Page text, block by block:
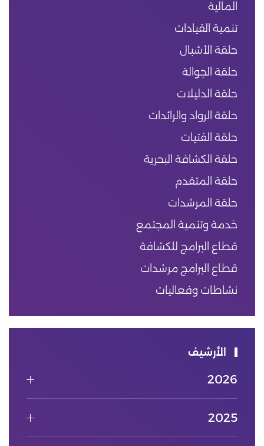
المالية
تنمية القيادات
حلقة الأشبال
حلقة الجوالة
حلقة الدليلات
حلقة الرواد والرائدات
حلقة الفتيات
حلقة الكشافة البحرية
حلقة المتقدم
حلقة المرشدات
خدمة وتنمية المجتمع
قطاع البرامج للكشافة
قطاع البرامج مرشدات
نشاطات وفعاليات
الأرشيف
2026
2025